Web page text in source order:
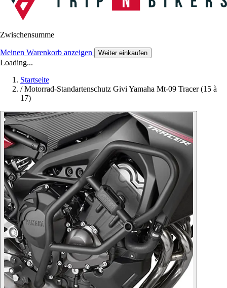
Zwischensumme
Meinen Warenkorb anzeigen Weiter einkaufen
Loading...
Startseite
/ Motorrad-Standartenschutz Givi Yamaha Mt-09 Tracer (15 à
17)